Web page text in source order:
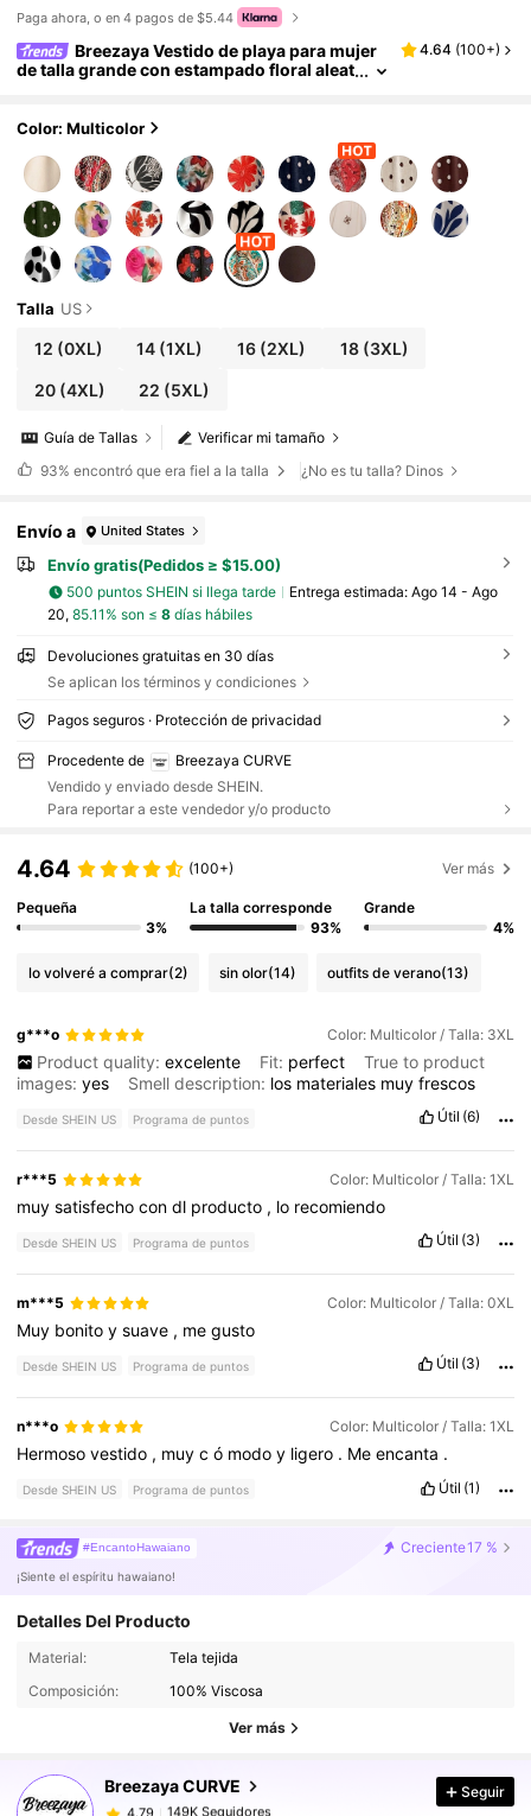
Paga ahora, o en 4 pagos de $5.44
Breezaya Vestido de playa para mujer
de talla grande con estampado floral aleat
4.64 (100+)
Color: Multicolor
Talla US
12 (0XL) 14 (1XL) 16(2XL) 18(3XL)
20(4XL) 22 (5XL)
Verificar mi tamaño
Guía de Tallas
93% encontró que era fiel a la talla ¿No es tu talla? Dinos
Envío a United States
Envío gratis(Pedidos ≥ $15.00)
500 puntos SHEIN si llega tarde Entrega estimada: Ago 14 - Ago
20, 85.11% son ≤ 8días hábiles
Devoluciones gratuitas en 30 días
Se aplican los términos y condiciones
Pagos seguros · Protección de privacidad
Procedente de
Breezaya CURVE
Vendido y enviado desde SHEIN.
Para reportar a este vendedor y/o producto
4.64 (100+) Ver más
Pequeña
3%
La talla corresponde
93%
Grande
4%
lo volveré a comprar(2) sin olor(14) outfits de verano(13)
g***o Color: Multicolor / Talla: 3XL
Product quality: excelente Fit: perfect
True to product
images:yes Smell description: los materiales muyfrescos
Desde SHEIN US Programa de puntos Útil (6)
r***5 Color: Multicolor / Talla: 1XL
muysatisfechocondl producto , lo recomiendo
Desde SHEIN US Programa de puntos Útil (3)
m***5 Color: Multicolor / Talla: 0XL
Muy bonitoysuave , megusto
Desde SHEIN US Programa de puntos Útil (3)
n***o Color: Multicolor / Talla: 1XL
Hermosovestido , muycó modoy ligero . Meencanta .
Desde SHEIN US Programa de puntos Útil (1)
#EncantoHawaiano Creciente17 %
¡Siente el espíritu hawaiano!
Detalles Del Producto
Material:
Tela tejida
Composición:
100% Viscosa
Ver más
Breezaya CURVE
149K Seguidores
4.79
149K Seguidores
Seguir